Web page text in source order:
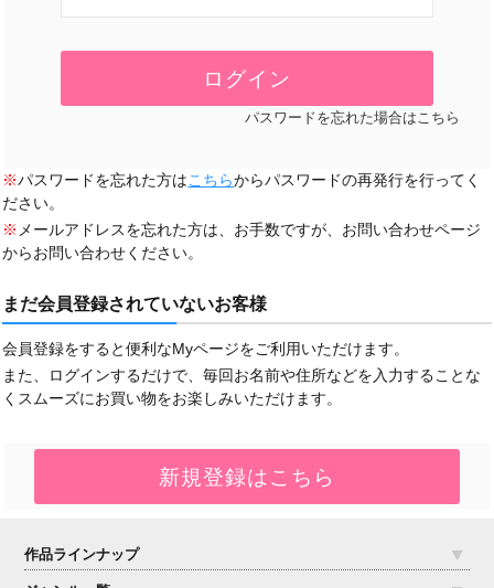
パスワードを忘れた場合はこちら
※パスワードを忘れた方はこちらからパスワードの再発行を行ってく
ださい。
※ メールアドレスを忘れた方は、お手数ですが、お問い合わせページ
からお問い合わせください。
まだ会員登録されていないお客様
会員登録をすると便利なMyページをご利用いただけます。
また、ログインするだけで、毎回お名前や住所などを入力することな
くスムーズにお買い物をお楽しみいただけます。
作品ラインナップ